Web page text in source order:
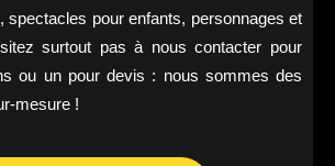
spectacles pour enfants, personnages et
surtout pas à nous contacter pour
ou un pour devis : nous sommes des
mesure !